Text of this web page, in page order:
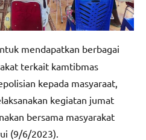
mendapatkan berbagai
terkait kamtibmas
kepada masyaraat,
kegiatan jumat
bersama masyarakat
(9/6/2023).